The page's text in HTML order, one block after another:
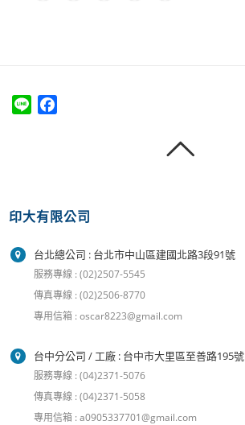
Line
印大有限公司
台北總公司 : 台北市中山區建國北路3段91號
服務專線 : (02)2507-5545
傳真專線 : (02)2506-8770
專用信箱 : oscar8223@gmail.com
台中分公司 / 工廠 : 台中市大里區至善路195號
服務專線 : (04)2371-5076
傳真專線 : (04)2371-5058
專用信箱 : a0905337701@gmail.com